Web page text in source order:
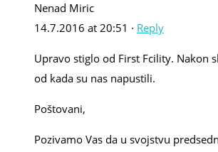
Nenad Miric
14.7.2016 at 20:51 · Reply
Upravo stiglo od First Fcility. Nakon
od kada su nas napustili.
Poštovani,
Pozivamo Vas da u svojstvu